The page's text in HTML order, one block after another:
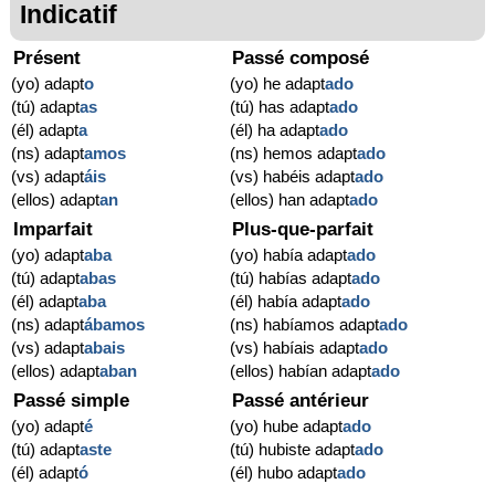
Indicatif
Présent
(yo) adapto
(tú) adaptas
(él) adapta
(ns) adaptamos
(vs) adaptáis
(ellos) adaptan
Passé composé
(yo) he adaptado
(tú) has adaptado
(él) ha adaptado
(ns) hemos adaptado
(vs) habéis adaptado
(ellos) han adaptado
Imparfait
(yo) adaptaba
(tú) adaptabas
(él) adaptaba
(ns) adaptábamos
(vs) adaptabais
(ellos) adaptaban
Plus-que-parfait
(yo) había adaptado
(tú) habías adaptado
(él) había adaptado
(ns) habíamos adaptado
(vs) habíais adaptado
(ellos) habían adaptado
Passé simple
(yo) adapté
(tú) adaptaste
(él) adaptó
Passé antérieur
(yo) hube adaptado
(tú) hubiste adaptado
(él) hubo adaptado